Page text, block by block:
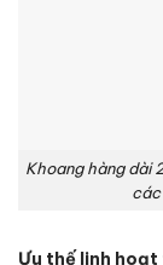
Khoang hàng dài
các
Ưu thế linh